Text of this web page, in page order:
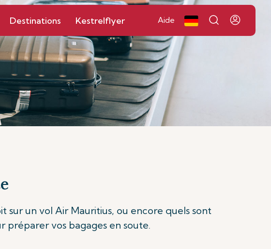
Destinations Kestrelflyer Aide
sur un vol Air Mauritius, ou encore quels sont
préparer vos bagages en soute.